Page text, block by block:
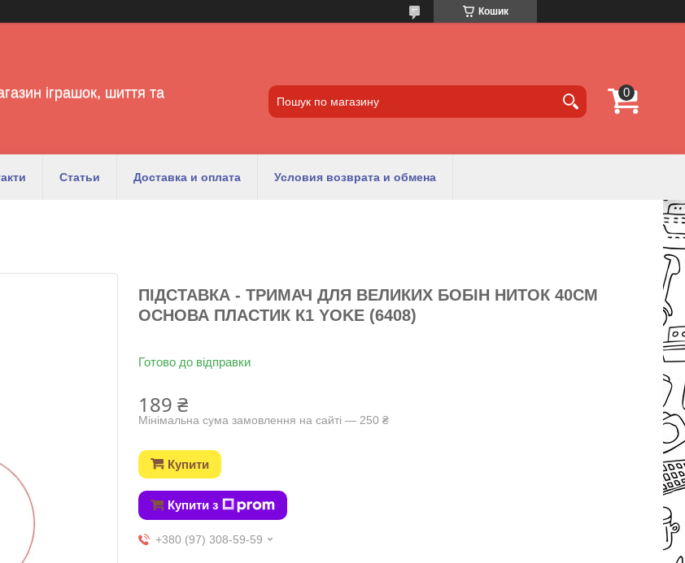
Кошик
іграшок, шиття та
Статьи Доставка и оплата Условия возврата и обмена
ПІДСТАВКА - ТРИМАЧ ДЛЯ ВЕЛИКИХ БОБІН НИТОК 40СМ
ОСНОВА ПЛАСТИК К1 YOKE (6408)
Готово до відправки
189 ₴
Мінімальна сума замовлення на сайті — 250 ₴
Купити
Купити з
+380 (97) 308-59-59